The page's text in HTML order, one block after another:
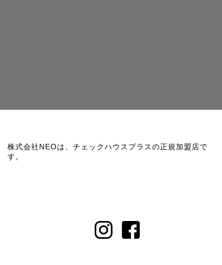
株式会社NEOは、チェックハウスプラスの正規加盟店で
す。